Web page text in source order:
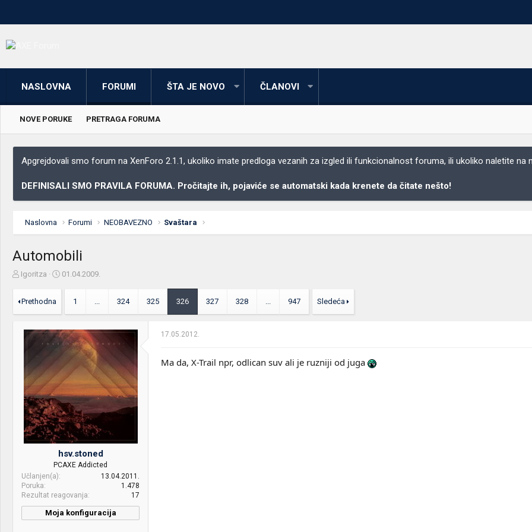
NASLOVNA FORUMI ŠTA JE NOVO ČLANOVI
NOVE PORUKE PRETRAGA FORUMA
Apgrejdovali smo forum na XenForo 2.1.1, ukoliko imate predloga vezanih za izgled ili funkcionalnost foruma, ili ukoliko naletite na
DEFINISALI SMO PRAVILA FORUMA. Pročitajte ih, pojaviće se automatski kada krenete da čitate nešto!
Naslovna Forumi NEOBAVEZNO Svaštara
Automobili
Z
e
t
e
m
Igoritza
D
m
o
r
e
t
n
j
a
01.04.2009.
Prethodna 1 324 325 326 327 328 947 Sledeća
hsv.stoned
PCAXE Addicted
Učlanjen(a)
13.04.2011.
Poruka
1.478
Rezultat reagovanja
17
Moja konfiguracija
17.05.2012.
Ma da, X-Trail npr, odlican suv ali je ruzniji od juga